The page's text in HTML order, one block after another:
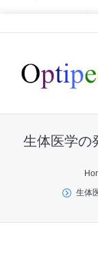
生体医学の
You are here:
生体